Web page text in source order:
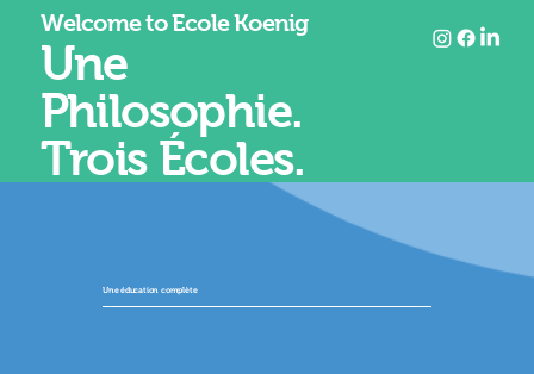
Welcome to Ecole Koenig
Une
Philosophie.
Trois Écoles.
Une éducation complète